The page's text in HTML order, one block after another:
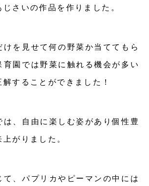
さいの作品を作りました。
けを見せて何の野菜か当ててもら
育園では野菜に触れる機会が多い
することができました！
は、自由に楽しむ姿があり個性豊
がりました。
て、パプリカやピーマンの中には